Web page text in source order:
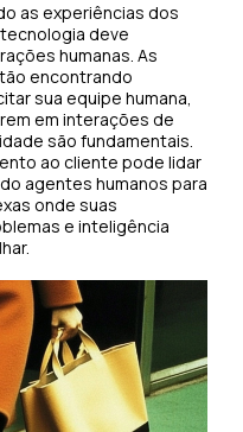
as experiências dos
deve
humanas. As
encontrando
sua equipe humana,
em interações de
são fundamentais.
ao cliente pode lidar
agentes humanos para
onde suas
e inteligência